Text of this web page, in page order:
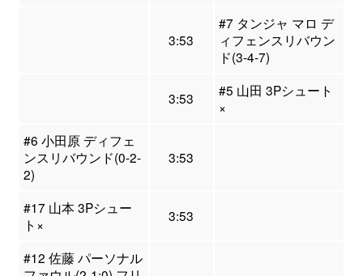
3:53
#7 タンジャ マロ デ
ィフェンスリバウン
ド(3-4-7)
3:53
#5 山田 3Pシュート
×
#6 小田原 ディフェ
ンスリバウンド(0-2-
2)
3:53
#17 山本 3Pシュー
ト×
3:53
#12 佐藤 パーソナル